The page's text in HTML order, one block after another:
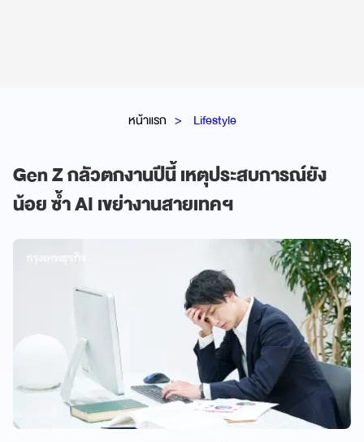
หน้าแรก Lifestyle
Gen Z กลัวตกงานปีนี้ เหตุประสบการณ์ยัง
น้อย ซ้ำ AI เขย่างานสายเทคฯ